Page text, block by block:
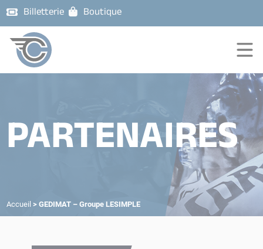
Billetterie Boutique
PARTENAIRES
Accueil >GEDIMAT – Groupe LESIMPLE